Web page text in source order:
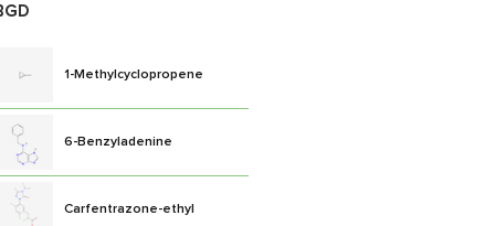
1-Methylcyclopropene
6-Benzyladenine
Carfentrazone-ethyl